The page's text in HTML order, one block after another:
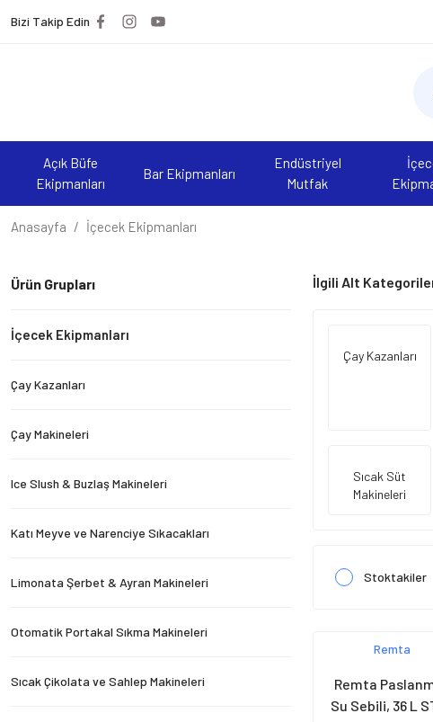
Bizi Takip Edin
Açık Büfe
Ekipmanları
Bar Ekipmanları
Endüstriyel
Mutfak
Anasayfa İçecek Ekipmanları
Ürün Grupları
İçecek Ekipmanları
Çay Kazanları
Çay Makineleri
Ice Slush & Buzlaş Makineleri
Katı Meyve ve Narenciye Sıkacakları
Limonata Şerbet & Ayran Makineleri
Otomatik Portakal Sıkma Makineleri
Sıcak Çikolata ve Sahlep Makineleri
İlgili Alt
Çay Kazanları
Sıcak Süt
Makineleri
Stoktakiler
Remta
Remta
Su Sebili, 36 L